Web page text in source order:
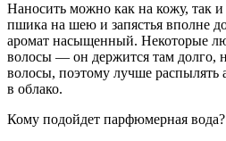
Наносить можно как на кожу, так
пшика на шею и запястья вполне
аромат насыщенный. Некоторые
волосы — он держится там долго,
волосы, поэтому лучше распылять
в облако.
Кому подойдет парфюмерная вода?